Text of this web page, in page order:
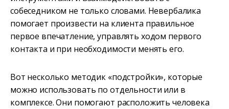
собеседником не только словами. Невербалика
помогает произвести на клиента правильное
первое впечатление, управлять ходом первого
контакта и при необходимости менять его.
Вот несколько методик «подстройки», которые
можно использовать по отдельности или в
комплексе. Они помогают расположить человека